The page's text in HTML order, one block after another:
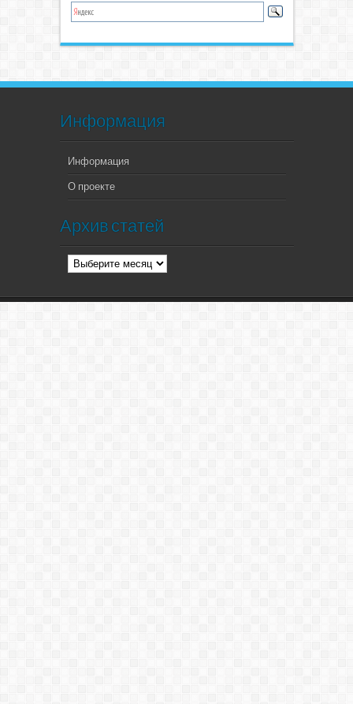
Информация
Информация
О проекте
Архив статей
Архив
статей